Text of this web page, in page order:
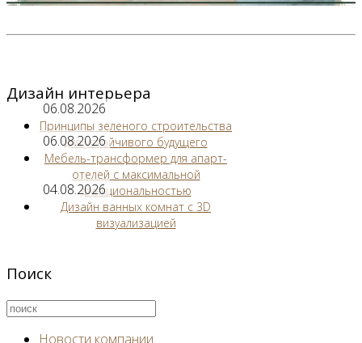
Дизайн интерьера
06.08.2026
Принципы зеленого строительства
для устойчивого будущего
06.08.2026
Мебель-трансформер для апарт-
отелей с максимальной
функциональностью
04.08.2026
Дизайн ванных комнат с 3D
визуализацией
Поиск
Новости компании